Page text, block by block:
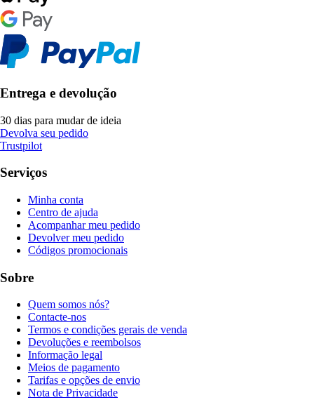
Entrega e devolução
30 dias para mudar de ideia
Devolva seu pedido
Trustpilot
Serviços
Minha conta
Centro de ajuda
Acompanhar meu pedido
Devolver meu pedido
Códigos promocionais
Sobre
Quem somos nós?
Contacte-nos
Termos e condições gerais de venda
Devoluções e reembolsos
Informação legal
Meios de pagamento
Tarifas e opções de envio
Nota de Privacidade